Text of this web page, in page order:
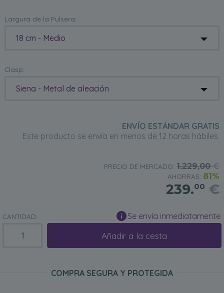
Largura de la Pulsera:
18 cm - Medio
Clasp:
Siena - Metal de aleación
ENVÍO ESTÁNDAR GRATIS
Este producto se envía en menos de 12 horas hábiles.
PRECIO DE MERCADO: 1.229,00€
AHORRAS: 81%
239.00 €
CANTIDAD: Se envía inmediatamente
Añadir a la cesta
COMPRA SEGURA Y PROTEGIDA